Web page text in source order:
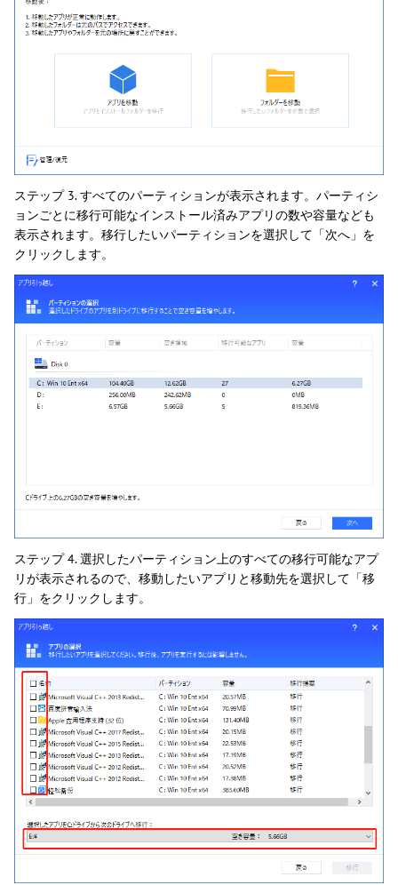
ステップ 3. すべてのパーティションが表示されます。パーティシ
ョンごとに移行可能なインストール済みアプリの数や容量なども
表示されます。移行したいパーティションを選択して「次へ」を
クリックします。
ステップ 4. 選択したパーティション上のすべての移行可能なアプ
リが表示されるので、移動したいアプリと移動先を選択して「移
行」をクリックします。